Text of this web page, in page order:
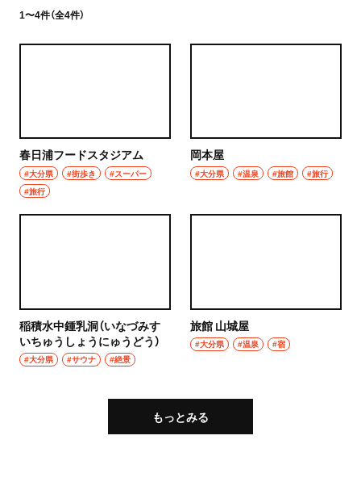
1〜4件（全4件）
春日浦フードスタジアム
#大分県 #街歩き
#スーパー
#旅行
岡本屋
#大分県 #温泉 #旅館 #旅行
稲積水中鍾乳洞（いなづみす
いちゅうしょうにゅうどう）
#大分県 #サウナ #絶景
旅館 山城屋
#大分県 #温泉 #宿
もっとみる